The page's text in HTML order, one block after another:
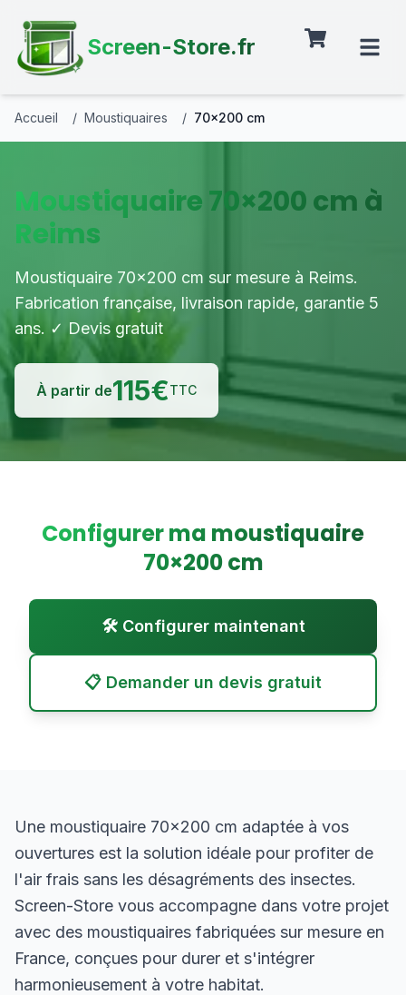
Screen-Store.fr
Accueil / Moustiquaires / 70×200 cm
Moustiquaire 70×200 cm à
Reims
Moustiquaire 70×200 cm sur mesure à Reims.
Fabrication française, livraison rapide, garantie 5
ans. ✓ Devis gratuit
À partir de115€TTC
Configurer ma moustiquaire
70×200cm
🛠️ Configurer maintenant
📋 Demander un devis gratuit
Une moustiquaire 70×200 cm adaptée à vos
ouvertures est la solution idéale pour profiter de
l'air frais sans les désagréments des insectes.
Screen-Store vous accompagne dans votre projet
avec des moustiquaires fabriquées sur mesure en
France, conçues pour durer et s'intégrer
harmonieusement à votre habitat.